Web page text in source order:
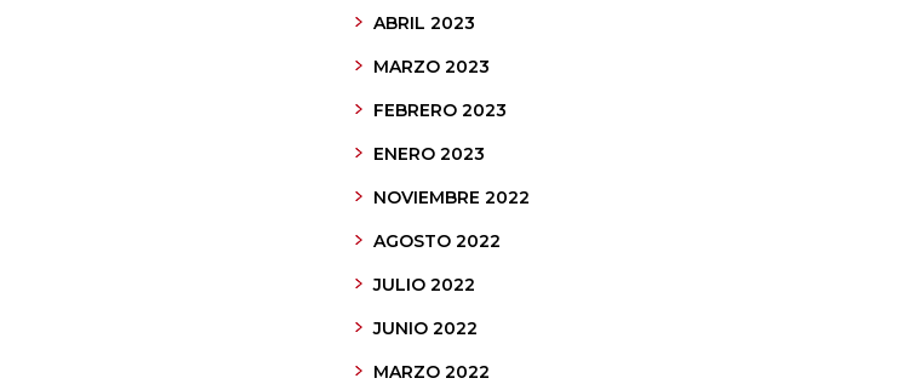
ABRIL 2023
MARZO 2023
FEBRERO 2023
ENERO 2023
NOVIEMBRE 2022
AGOSTO 2022
JULIO 2022
JUNIO 2022
MARZO 2022